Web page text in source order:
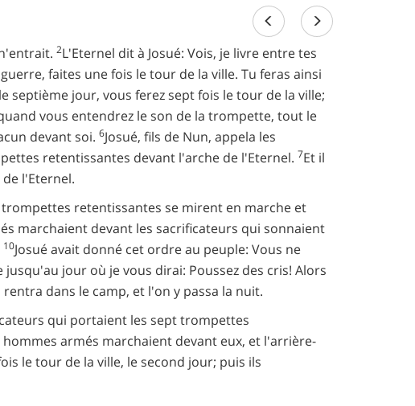
2L'Eternel dit à Josué: Vois, je livre entre tes
faites une fois le tour de la ville. Tu feras ainsi
jour, vous ferez sept fois le tour de la ville;
vous entendrez le son de la trompette, tout le
devant soi. 6Josué, fils de Nun, appela les
retentissantes devant l'arche de l'Eternel. 7Et il
l'Eternel.
retentissantes se mirent en marche et
marchaient devant les sacrificateurs qui sonnaient
10Josué avait donné cet ordre au peuple: Vous ne
jour où je vous dirai: Poussez des cris! Alors
dans le camp, et l'on y passa la nuit.
qui portaient les sept trompettes
armés marchaient devant eux, et l'arrière-
le tour de la ville, le second jour; puis ils